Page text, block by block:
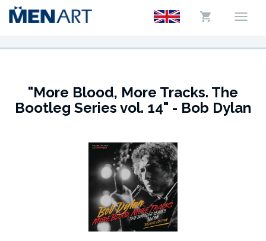
"More Blood, More Tracks. The
Bootleg Series vol. 14" - Bob Dylan